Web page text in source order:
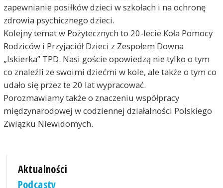
zapewnianie posiłków dzieci w szkołach i na ochronę
zdrowia psychicznego dzieci.
Kolejny temat w Pożytecznych to 20-lecie Koła Pomocy
Rodziców i Przyjaciół Dzieci z Zespołem Downa
„Iskierka” TPD. Nasi goście opowiedzą nie tylko o tym
co znaleźli ze swoimi dziećmi w kole, ale także o tym co
udało się przez te 20 lat wypracować.
Porozmawiamy także o znaczeniu współpracy
międzynarodowej w codziennej działalności Polskiego
Związku Niewidomych.
Aktualności
Podcasty